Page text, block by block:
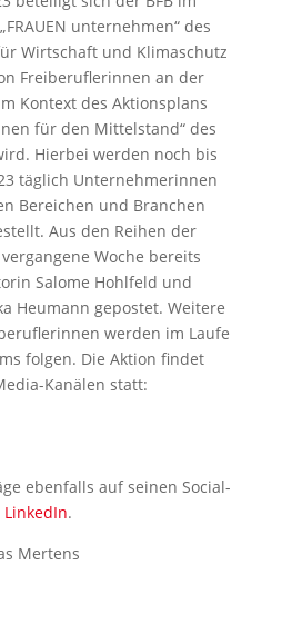
unternehmen“ des
Wirtschaft und Klimaschutz
Freiberuflerinnen an der
Kontext des Aktionsplans
für den Mittelstand“ des
Hierbei werden noch bis
täglich Unternehmerinnen
Bereichen und Branchen
Aus den Reihen der
Woche bereits
Salome Hohlfeld und
Heumann gepostet. Weitere
werden im Laufe
folgen. Die Aktion findet
Kanälen statt:
ebenfalls auf seinen Social-
LinkedIn.
Mertens